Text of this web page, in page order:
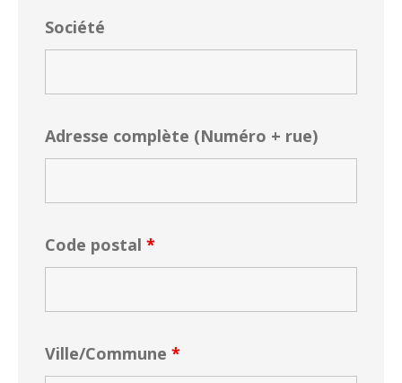
Société
Adresse complète (Numéro + rue)
Code postal *
Ville/Commune *